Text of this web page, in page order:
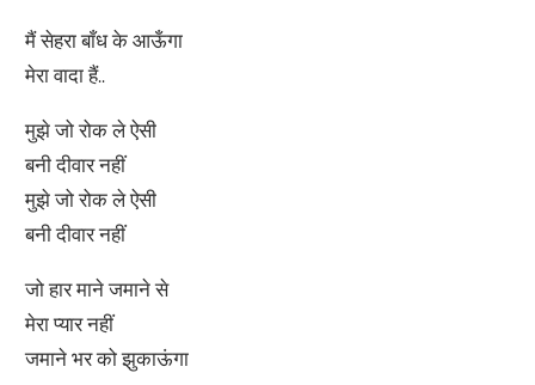
मैं सेहरा बाँध के आऊँगा
मेरा वादा हैं..
मुझे जो रोक ले ऐसी
बनी दीवार नहीं
मुझे जो रोक ले ऐसी
बनी दीवार नहीं
जो हार माने जमाने से
मेरा प्यार नहीं
जमाने भर को झुकाऊंगा